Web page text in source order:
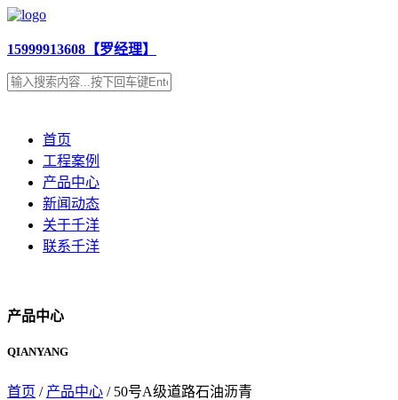
15999913608【罗经理】
首页
工程案例
产品中心
新闻动态
关于千洋
联系千洋
产品中心
QIANYANG
首页 / 产品中心 / 50号A级道路石油沥青